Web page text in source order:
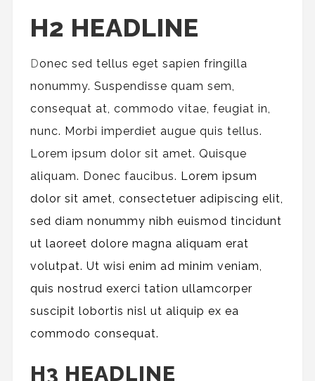
H2 HEADLINE
Donec sed tellus eget sapien fringilla
nonummy. Suspendisse quam sem,
consequat at, commodo vitae, feugiat in,
nunc. Morbi imperdiet augue quis tellus.
Lorem ipsum dolor sit amet. Quisque
aliquam. Donec faucibus. Lorem ipsum
dolor sit amet, consectetuer adipiscing elit,
sed diam nonummy nibh euismod tincidunt
ut laoreet dolore magna aliquam erat
volutpat. Ut wisi enim ad minim veniam,
quis nostrud exerci tation ullamcorper
suscipit lobortis nisl ut aliquip ex ea
commodo consequat.
H3 HEADLINE